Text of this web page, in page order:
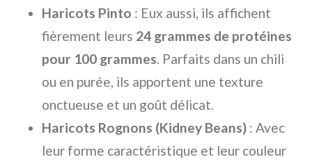
Haricots Pinto : Eux aussi, ils affichent
fièrement leurs 24 grammes de protéines
pour 100 grammes . Parfaits dans un chili
ou en purée, ils apportent une texture
onctueuse et un goût délicat.
Haricots Rognons (Kidney Beans) : Avec
leur forme caractéristique et leur couleur